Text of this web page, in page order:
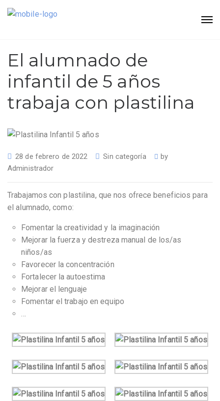
El alumnado de
infantil de 5 años
trabaja con plastilina
28 de febrero de 2022 Sin categoría
by
Administrador
Trabajamos con plastilina, que nos ofrece beneficios para
el alumnado, como:
Fomentar la creatividad y la imaginación
Mejorar la fuerza y destreza manual de los/as
niños/as
Favorecer la concentración
Fortalecer la autoestima
Mejorar el lenguaje
Fomentar el trabajo en equipo
…